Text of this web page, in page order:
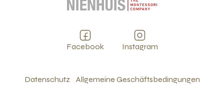
Facebook Instagram
Datenschutz Allgemeine Geschäftsbedingungen